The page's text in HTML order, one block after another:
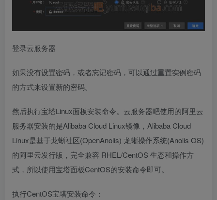
登录云服务器
如果没有设置密码，或者忘记密码，可以通过重置实例密码
的方式来设置新的密码。
然后执行宝塔Linux面板安装命令。云服务器吧使用的阿里云
服务器安装的是Alibaba Cloud Linux镜像，Alibaba Cloud
Linux是基于龙蜥社区(OpenAnolis) 龙蜥操作系统(Anolis OS)
的阿里云发行版，完全兼容 RHEL/CentOS 生态和操作方
式，所以使用宝塔面板CentOS的安装命令即可。
执行CentOS宝塔安装命令：